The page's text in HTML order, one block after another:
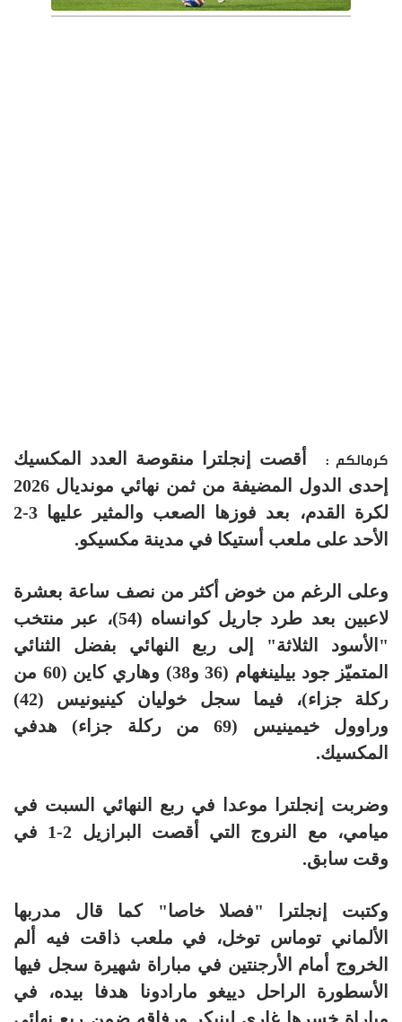
كرمالكم :
أقصت إنجلترا منقوصة العدد المكسيك
إحدى الدول المضيفة من ثمن نهائي مونديال 2026
لكرة القدم، بعد فوزها الصعب والمثير عليها 3-2
الأحد على ملعب أستيكا في مدينة مكسيكو.
وعلى الرغم من خوض أكثر من نصف ساعة بعشرة
لاعبين بعد طرد جاريل كوانساه (54)، عبر منتخب
"الأسود الثلاثة" إلى ربع النهائي بفضل الثنائي
المتميّز جود بيلينغهام (36 و38) وهاري كاين (60 من
ركلة جزاء)، فيما سجل خوليان كينيونيس (42)
وراوول خيمينيس (69 من ركلة جزاء) هدفي
المكسيك.
وضربت إنجلترا موعدا في ربع النهائي السبت في
ميامي، مع النروج التي أقصت البرازيل 2-1 في
وقت سابق.
وكتبت إنجلترا "فصلا خاصا" كما قال مدربها
الألماني توماس توخل، في ملعب ذاقت فيه ألم
الخروج أمام الأرجنتين في مباراة شهيرة سجل فيها
الأسطورة الراحل دييغو مارادونا هدفا بيده، في